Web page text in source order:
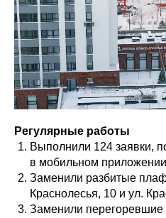
Регулярные работы
Выполнили 124 заявки,
в мобильном
Заменили разбитые
Краснолесья, 10 и ул.
Заменили перегоревшие